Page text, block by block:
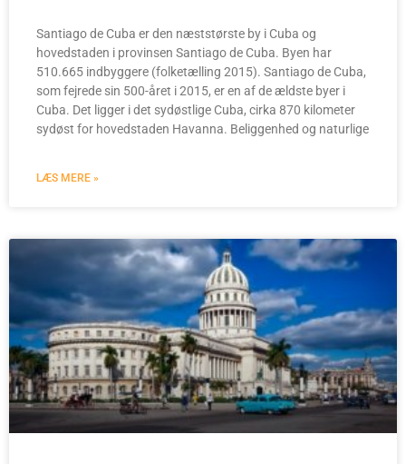
Santiago de Cuba er den næststørste by i Cuba og
hovedstaden i provinsen Santiago de Cuba. Byen har
510.665 indbyggere (folketælling 2015). Santiago de Cuba,
som fejrede sin 500-året i 2015, er en af de ældste byer i
Cuba. Det ligger i det sydøstlige Cuba, cirka 870 kilometer
sydøst for hovedstaden Havanna. Beliggenhed og naturlige
LÆS MERE »